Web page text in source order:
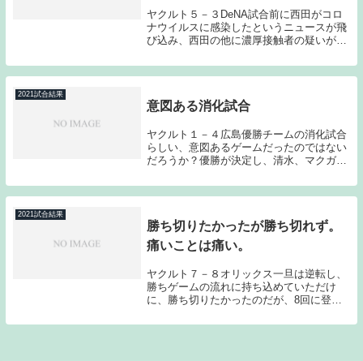
ヤクルト５－３DeNA試合前に西田がコロ
ナウイルスに感染したというニュースが飛
び込み、西田の他に濃厚接触者の疑いがあ
録を抹消された。その後内川、青木が濃厚
接触者に認定され、4月13日まで自宅隔離
2021試合結果
意図ある消化試合
ヤクルト１－４広島優勝チームの消化試合
らしい、意図あるゲームだったのではない
だろうか？優勝が決定し、清水、マクガ
ンに向けての準備の段階に入っている。奥
川の2桁勝利や川端の代打でのシーズン安
2021試合結果
勝ち切りたかったが勝ち切れず。
痛いことは痛い。
ヤクルト７－８オリックス一旦は逆転し、
勝ちゲームの流れに持ち込めていただけ
に、勝ち切りたかったのだが、8回に登板
れてしまった。個人的には日本ハム、オリ